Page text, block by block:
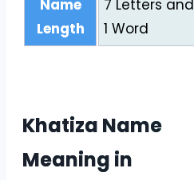
Name
Length
7 Letters and
1 Word
Khatiza Name
Meaning in